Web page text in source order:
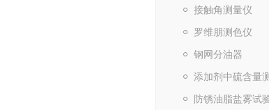
接触角测量仪
罗维朋测色仪
钢网分油器
添加剂中硫含量
防锈油脂盐雾试